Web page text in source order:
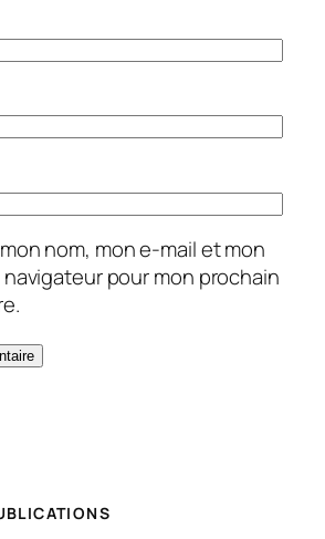
nom, mon e-mail et mon
pour mon prochain